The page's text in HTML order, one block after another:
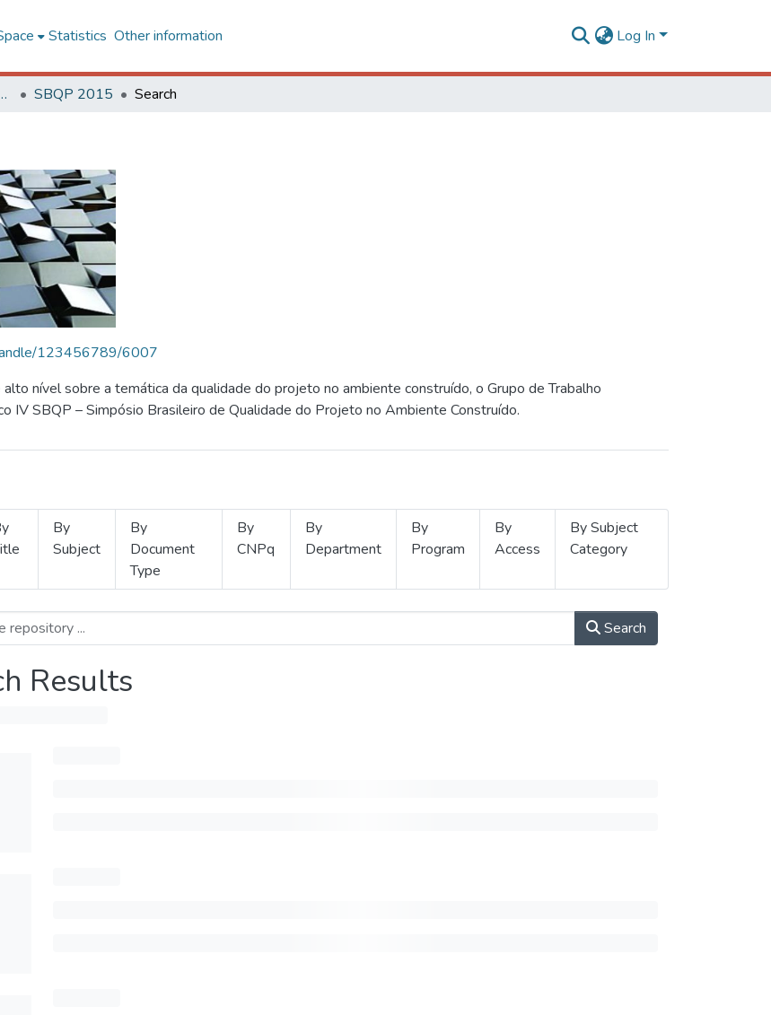
Statistics Other information Log In
no Ambiente Construído SBQP 2015 Search
123456789/6007
nível sobre a temática da qualidade do projeto no ambiente construído, o Grupo de Trabalho
IV SBQP – Simpósio Brasileiro de Qualidade do Projeto no Ambiente Construído.
By
Subject
By
Document
Type
By
CNPq
By
Department
By
Program
By
Access
By Subject
Category
Search
Results